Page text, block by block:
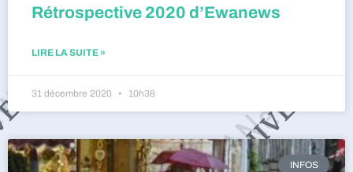
Rétrospective 2020 d’Ewanews
LIRE LA SUITE »
31 décembre 2020 10h38
INFOS